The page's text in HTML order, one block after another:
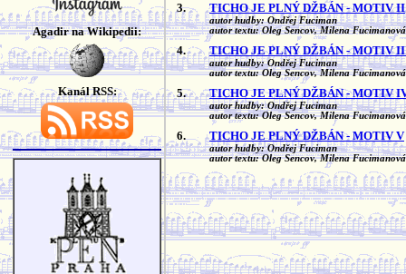
Agadir na Wikipedii:
Kanál RSS:
3. TICHO JE PLNÝ DŽBÁN - MOTIV II
autor hudby: Ondřej Fuciman
autor textu: Oleg Sencov, Milena Fucimanová
4. TICHO JE PLNÝ DŽBÁN - MOTIV
autor hudby: Ondřej Fuciman
autor textu: Oleg Sencov, Milena Fucimanová
5. TICHO JE PLNÝ DŽBÁN - MOTIV
autor hudby: Ondřej Fuciman
autor textu: Oleg Sencov, Milena Fucimanová
6. TICHO JE PLNÝ DŽBÁN - MOTIV V
autor hudby: Ondřej Fuciman
autor textu: Oleg Sencov, Milena Fucimanová